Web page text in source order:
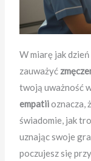
W miarę jak
zauważyć
twoją uważność
empatiioznacza,
świadomie, jak
uznając swoje
poczujesz się